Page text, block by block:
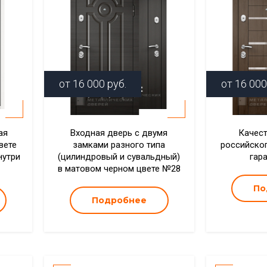
от 16 000 руб.
Входная дверь с двумя
замками разного типа
(цилиндровый и сувальдный)
в матовом черном цвете №28
Подробнее
от 16 000